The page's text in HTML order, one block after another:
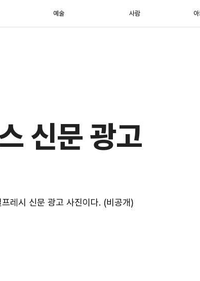
예술 사람
신문 광고
레시 신문 광고 사진이다. (비공개)